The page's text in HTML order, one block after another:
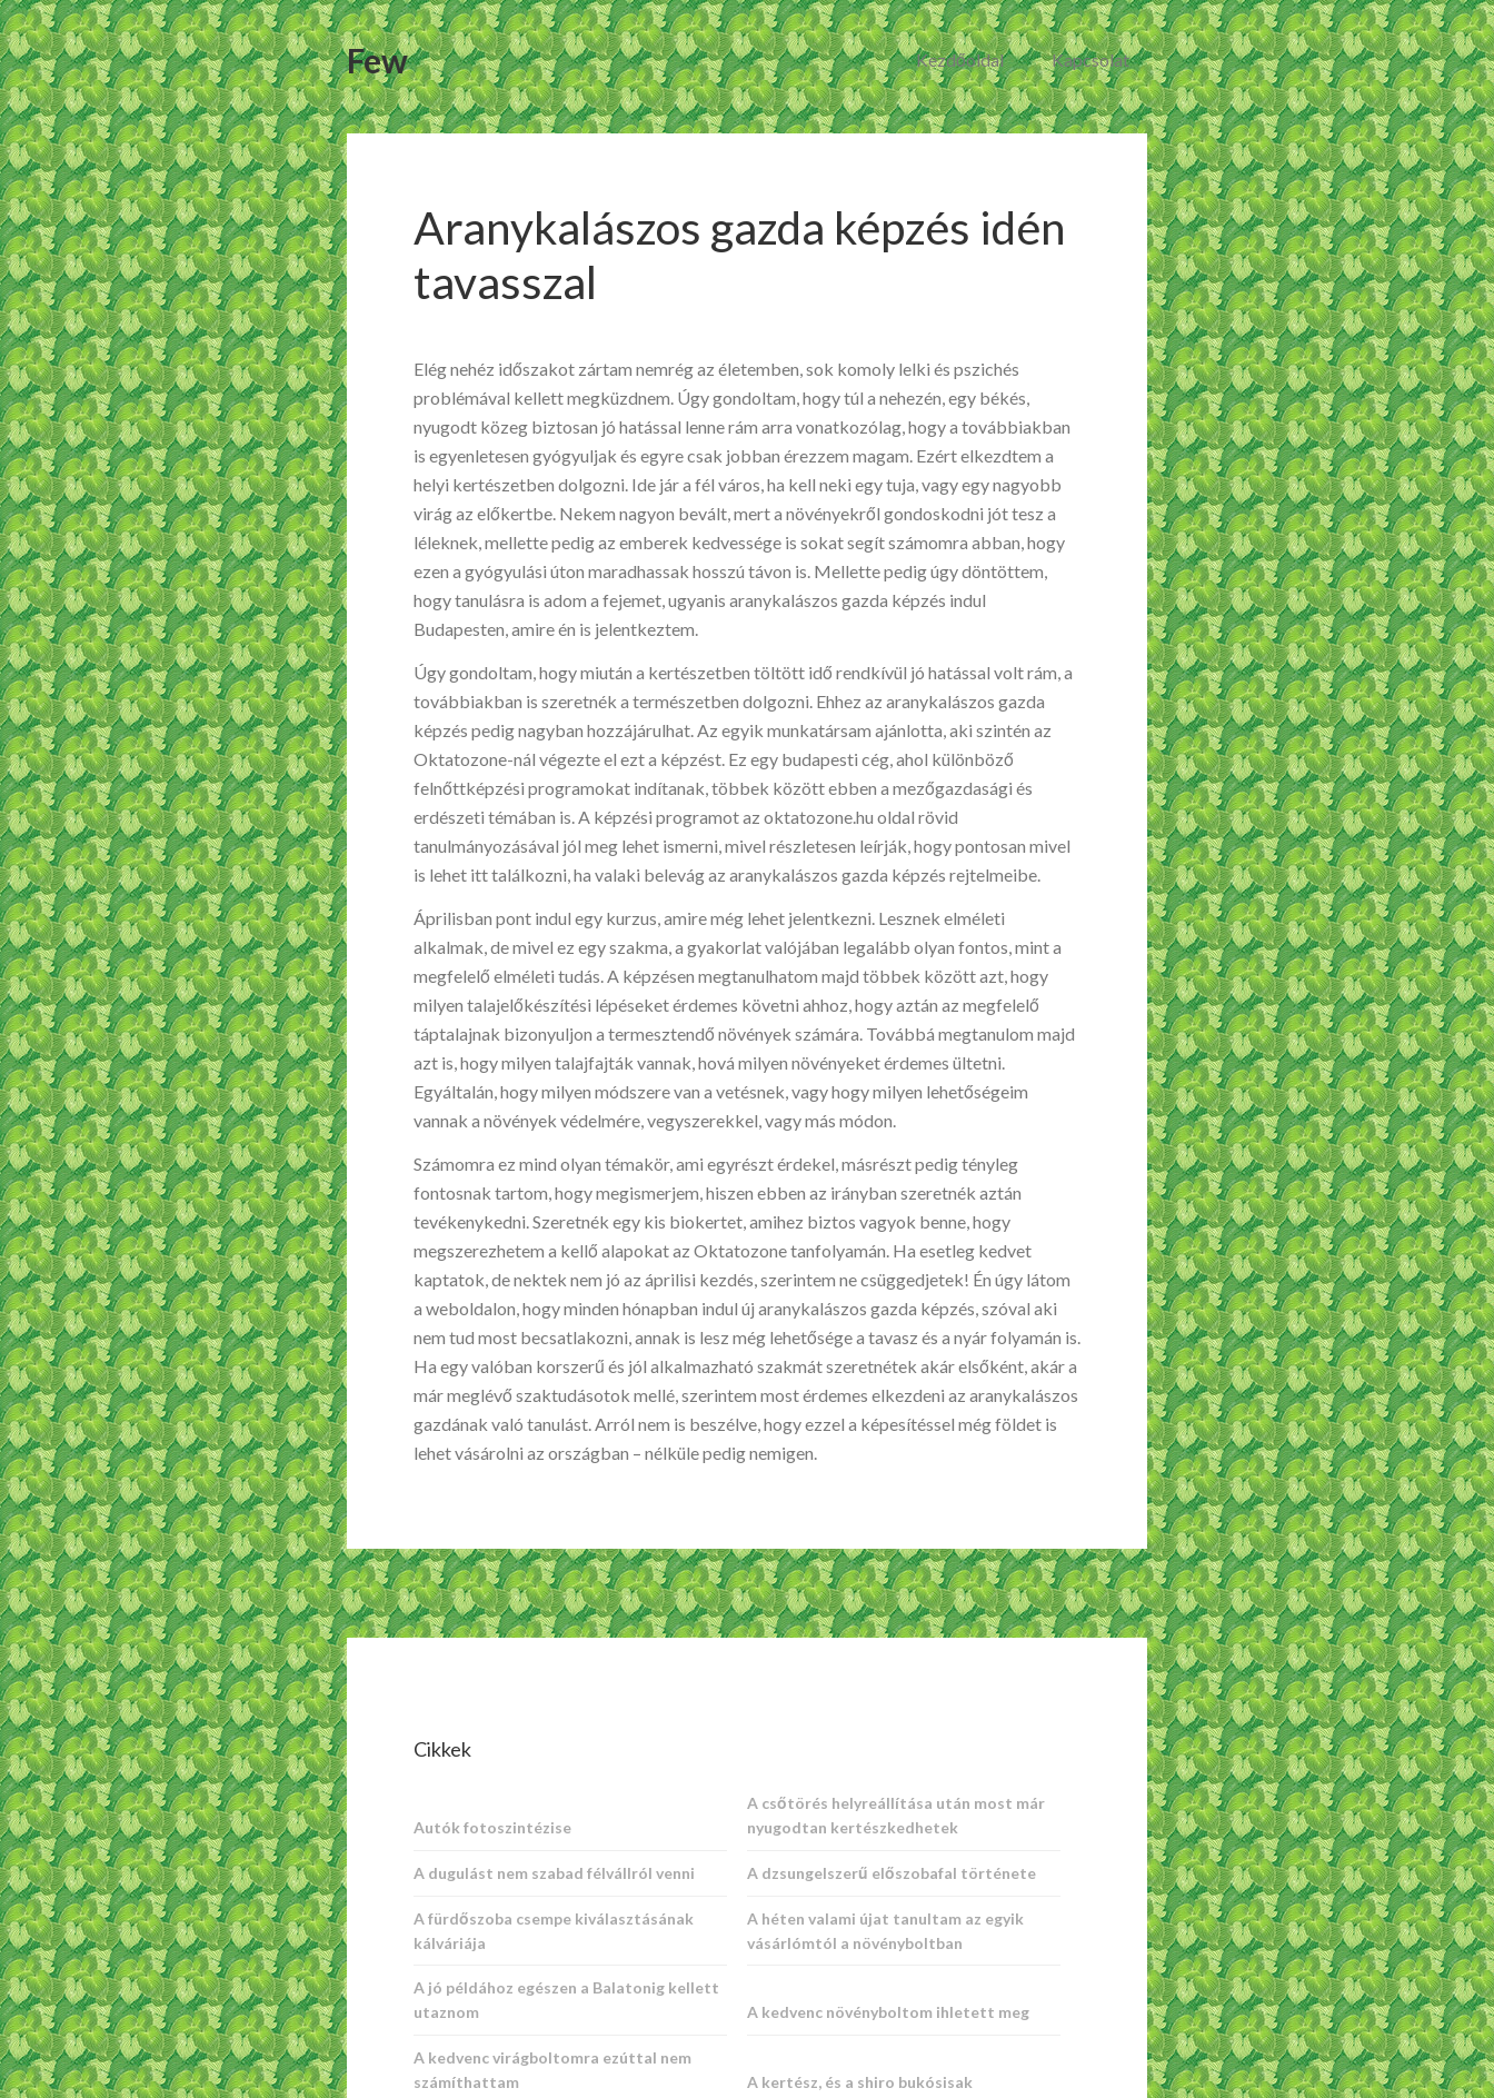
Few Kezdőoldal Kapcsolat
Aranykalászos gazda képzés idén
tavasszal
Elég nehéz időszakot zártam nemrég az életemben, sok komoly lelki és pszichés
problémával kellett megküzdnem. Úgy gondoltam, hogy túl a nehezén, egy békés,
nyugodt közeg biztosan jó hatással lenne rám arra vonatkozólag, hogy a továbbiakban
is egyenletesen gyógyuljak és egyre csak jobban érezzem magam. Ezért elkezdtem a
helyi kertészetben dolgozni. Ide jár a fél város, ha kell neki egy tuja, vagy egy nagyobb
virág az előkertbe. Nekem nagyon bevált, mert a növényekről gondoskodni jót tesz a
léleknek, mellette pedig az emberek kedvessége is sokat segít számomra abban, hogy
ezen a gyógyulási úton maradhassak hosszú távon is. Mellette pedig úgy döntöttem,
hogy tanulásra is adom a fejemet, ugyanis aranykalászos gazda képzés indul
Budapesten, amire én is jelentkeztem.
Úgy gondoltam, hogy miután a kertészetben töltött idő rendkívül jó hatással volt rám, a
továbbiakban is szeretnék a természetben dolgozni. Ehhez az aranykalászos gazda
képzés pedig nagyban hozzájárulhat. Az egyik munkatársam ajánlotta, aki szintén az
Oktatozone-nál végezte el ezt a képzést. Ez egy budapesti cég, ahol különböző
felnőttképzési programokat indítanak, többek között ebben a mezőgazdasági és
erdészeti témában is. A képzési programot az oktatozone.hu oldal rövid
tanulmányozásával jól meg lehet ismerni, mivel részletesen leírják, hogy pontosan mivel
is lehet itt találkozni, ha valaki belevág az aranykalászos gazda képzés rejtelmeibe.
Áprilisban pont indul egy kurzus, amire még lehet jelentkezni. Lesznek elméleti
alkalmak, de mivel ez egy szakma, a gyakorlat valójában legalább olyan fontos, mint a
megfelelő elméleti tudás. A képzésen megtanulhatom majd többek között azt, hogy
milyen talajelőkészítési lépéseket érdemes követni ahhoz, hogy aztán az megfelelő
táptalajnak bizonyuljon a termesztendő növények számára. Továbbá megtanulom majd
azt is, hogy milyen talajfajták vannak, hová milyen növényeket érdemes ültetni.
Egyáltalán, hogy milyen módszere van a vetésnek, vagy hogy milyen lehetőségeim
vannak a növények védelmére, vegyszerekkel, vagy más módon.
Számomra ez mind olyan témakör, ami egyrészt érdekel, másrészt pedig tényleg
fontosnak tartom, hogy megismerjem, hiszen ebben az irányban szeretnék aztán
tevékenykedni. Szeretnék egy kis biokertet, amihez biztos vagyok benne, hogy
megszerezhetem a kellő alapokat az Oktatozone tanfolyamán. Ha esetleg kedvet
kaptatok, de nektek nem jó az áprilisi kezdés, szerintem ne csüggedjetek! Én úgy látom
a weboldalon, hogy minden hónapban indul új aranykalászos gazda képzés, szóval aki
nem tud most becsatlakozni, annak is lesz még lehetősége a tavasz és a nyár folyamán is.
Ha egy valóban korszerű és jól alkalmazható szakmát szeretnétek akár elsőként, akár a
már meglévő szaktudásotok mellé, szerintem most érdemes elkezdeni az aranykalászos
gazdának való tanulást. Arról nem is beszélve, hogy ezzel a képesítéssel még földet is
lehet vásárolni az országban – nélküle pedig nemigen.
Cikkek
Autók fotoszintézise
A csőtörés helyreállítása után most már
nyugodtan kertészkedhetek
A dugulást nem szabad félvállról venni A dzsungelszerű előszobafal története
A fürdőszoba csempe kiválasztásának
kálváriája
A héten valami újat tanultam az egyik
vásárlómtól a növényboltban
A jó példához egészen a Balatonig kellett
utaznom
A kedvenc növényboltom ihletett meg
A kedvenc virágboltomra ezúttal nem
számíthattam
A kertész, és a shiro bukósisak